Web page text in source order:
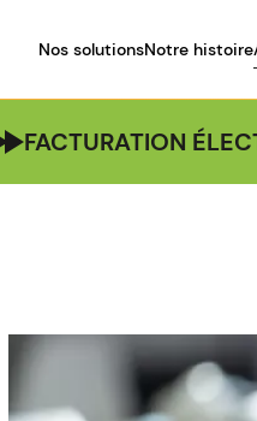
Nos solutionsNotre histoire
FACTURATION